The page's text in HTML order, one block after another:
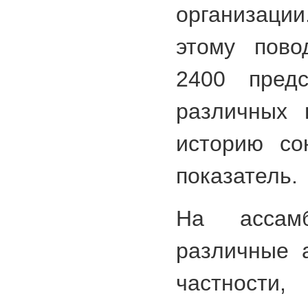
этому
2400
различных
историю
показатель.
На
различные
частности,